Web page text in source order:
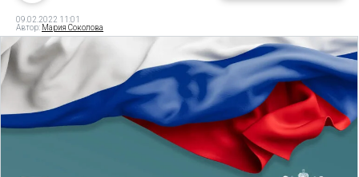
09.02.2022 11:01
Автор: Мария Соколова